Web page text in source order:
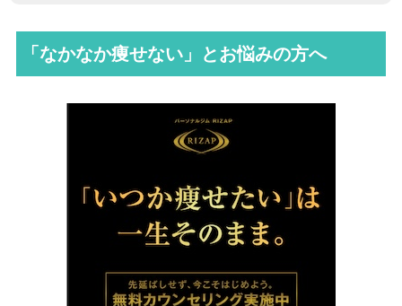
「なかなか痩せない」とお悩みの方へ